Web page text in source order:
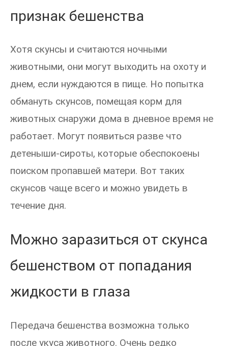
признак бешенства
Хотя скунсы и считаются ночными
животными, они могут выходить на охоту и
днем, если нуждаются в пище. Но попытка
обмануть скунсов, помещая корм для
животных снаружи дома в дневное время не
работает. Могут появиться разве что
детеныши-сироты, которые обеспокоены
поиском пропавшей матери. Вот таких
скунсов чаще всего и можно увидеть в
течение дня.
Можно заразиться от скунса
бешенством от попадания
жидкости в глаза
Передача бешенства возможна только
после укуса животного. Очень редко